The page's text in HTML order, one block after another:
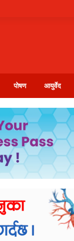
पोषण आयुर्वेद